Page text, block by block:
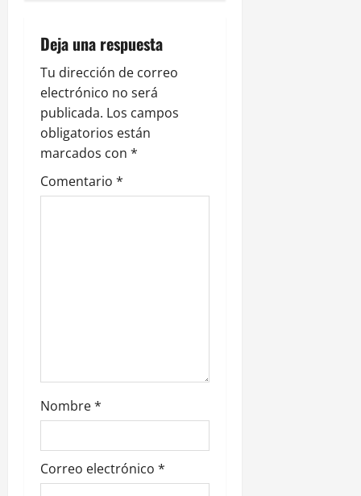
c
i
ó
n
d
e
a
d
a
s
Deja una respuesta
Tu dirección de correo
electrónico no será
publicada. Los campos
obligatorios están
marcados con *
Comentario *
Nombre*
Correo electrónico *